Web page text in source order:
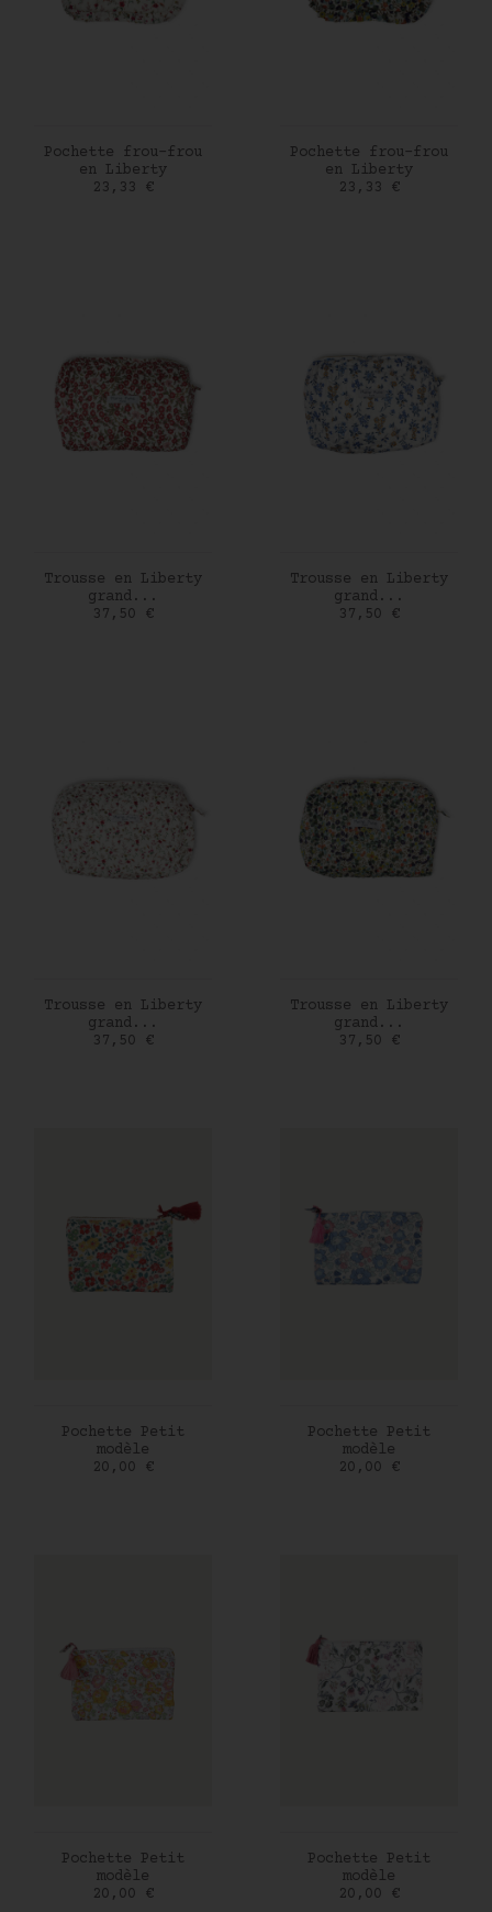
AJOUTER AU PANIER
Pochette frou-frou
en Liberty
Prix
23,33 €
AJOUTER AU PANIER
Pochette frou-frou
en Liberty
Prix
23,33 €
AJOUTER AU PANIER
Trousse en Liberty
grand...
Prix
37,50 €
AJOUTER AU PANIER
Trousse en Liberty
grand...
Prix
37,50 €
AJOUTER AU PANIER
Trousse en Liberty
grand...
Prix
37,50 €
AJOUTER AU PANIER
Trousse en Liberty
grand...
Prix
37,50 €
AJOUTER AU PANIER
Pochette Petit
modèle
Prix
20,00 €
AJOUTER AU PANIER
Pochette Petit
modèle
Prix
20,00 €
AJOUTER AU PANIER
Pochette Petit
modèle
Prix
20,00 €
AJOUTER AU PANIER
Pochette Petit
modèle
Prix
20,00 €